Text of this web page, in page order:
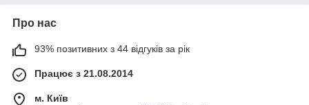
Про нас
93% позитивних з 44 відгуків за рік
Працює з 21.08.2014
м. Київ